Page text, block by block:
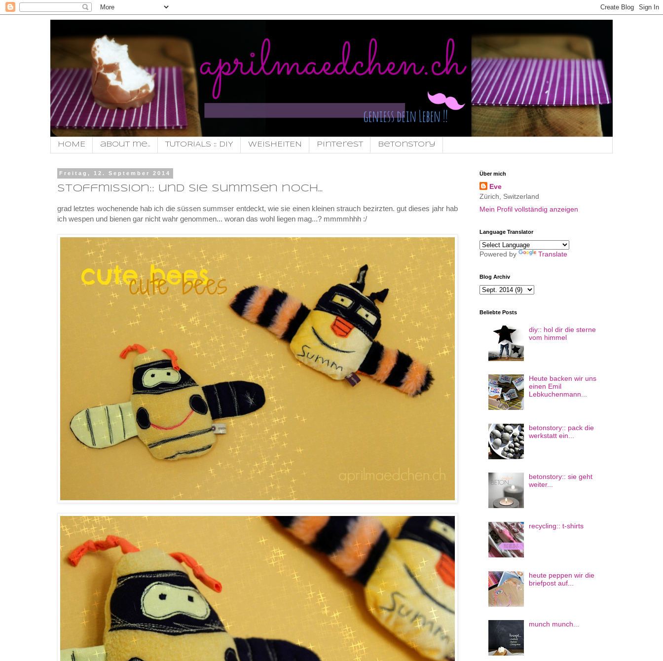
HOME about me.. TUTORIALS :: DIY WEISHEITEN pinterest Betonstory
Freitag, 12. September 2014
stoffmission:: und sie summsen noch...
grad letztes wochenende hab ich die süssen summser entdeckt, wie sie einen kleinen strauch bezirzten. gut dieses jahr hab
ich wespen und bienen gar nicht wahr genommen... woran das wohl liegen mag...? mmmmhhh :/
Über mich
Eve
Zürich, Switzerland
Mein Profil vollständig anzeigen
Language Translator
Powered by Translate
Blog Archiv
Beliebte Posts
diy:: hol dir die sterne
vom himmel
Heute backen wir uns
einen Emil
Lebkuchenmann...
betonstory:: pack die
werkstatt ein...
betonstory:: sie geht
weiter...
recycling:: t-shirts
heute peppen wir die
briefpost auf...
munch munch...